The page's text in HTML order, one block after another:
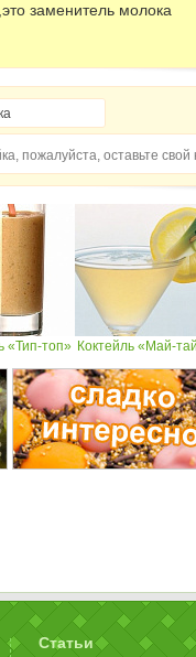
заменитель молока
пожалуйста, оставьте
«Тип-топ» Коктейль «Май-
Статьи